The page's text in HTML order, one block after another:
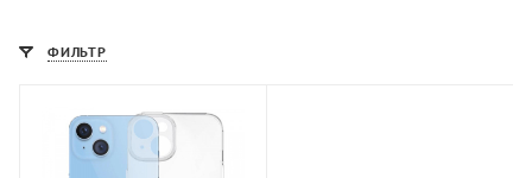
ФИЛЬТР